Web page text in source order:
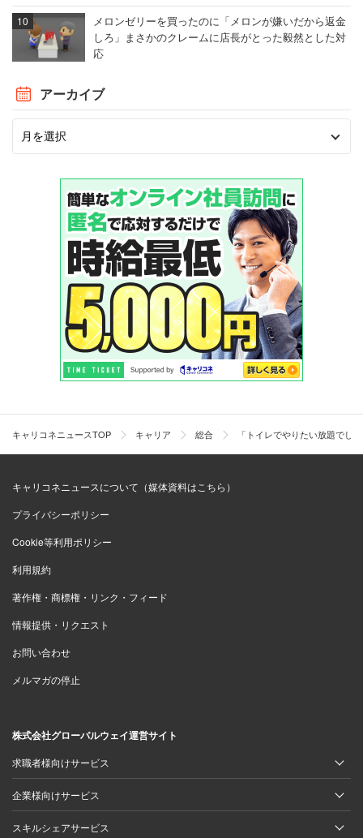
メロンゼリーを買ったのに「メロンが嫌いだから返金
しろ」まさかのクレームに店長がとった毅然とした対
応
アーカイブ
キャリコネニュースTOP キャリア 総合 「トイレでやりたい放題で
キャリコネニュースについて（媒体資料はこちら）
プライバシーポリシー
Cookie等利用ポリシー
利用規約
著作権・商標権・リンク・フィード
情報提供・リクエスト
お問い合わせ
メルマガの停止
株式会社グローバルウェイ運営サイト
求職者様向けサービス
企業様向けサービス
スキルシェアサービス